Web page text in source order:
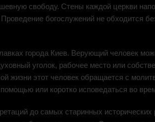
свободу. Стены каждой церкви
богослужений не обходится
города Киев. Верующий человек
уголок, рабочее место или
жизни этот человек обращается с
или коротко исповедаться во
до самых старинных